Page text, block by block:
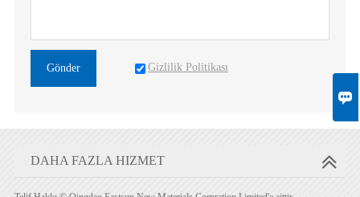

Gönder Gizlilik Politikası
DAHA FAZLA HIZMET